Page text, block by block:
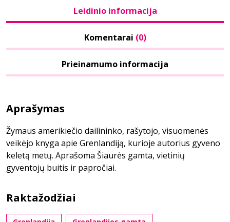
Leidinio informacija
Komentarai (0)
Prieinamumo informacija
Aprašymas
Žymaus amerikiečio dailininko, rašytojo, visuomenės
veikėjo knyga apie Grenlandiją, kurioje autorius gyveno
keletą metų. Aprašoma Šiaurės gamta, vietinių
gyventojų buitis ir papročiai.
Raktažodžiai